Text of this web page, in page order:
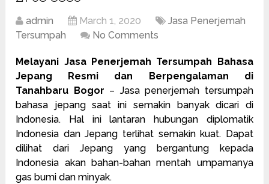
admin March 1, 2020
Jasa Penerjemah
Tersumpah
No Comments
Melayani Jasa Penerjemah Tersumpah Bahasa
Jepang Resmi dan Berpengalaman di
Tanahbaru Bogor – Jasapenerjemah tersumpah
bahasa jepang saat ini semakin banyak dicari di
Indonesia. Hal ini lantaran hubungan diplomatik
Indonesia dan Jepang terlihat semakin kuat. Dapat
dilihat dari Jepang yang bergantung kepada
Indonesia akan bahan-bahan mentah umpamanya
gas bumi dan minyak.